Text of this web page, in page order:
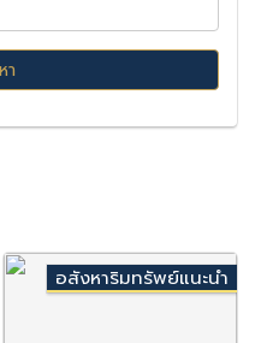
า
อสังหาริมทรัพย์แนะนำ